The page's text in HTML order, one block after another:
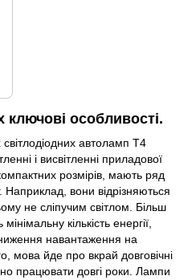
ключові особливості.
автоламп Т4
і висвітленні приладової
розмірів, мають ряд
вони відрізняються
не сліпучим світлом. Більш
кількість енергії,
навантаження на
мова йде про вкрай довговічні
працювати довгі роки. Лампи